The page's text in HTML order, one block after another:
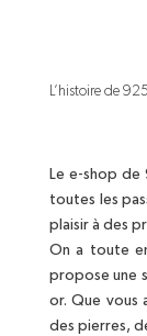
L’histoire de
Le e-shop
toutes les
plaisir à des
On a toute
propose une
or. Que vous
des pierres,